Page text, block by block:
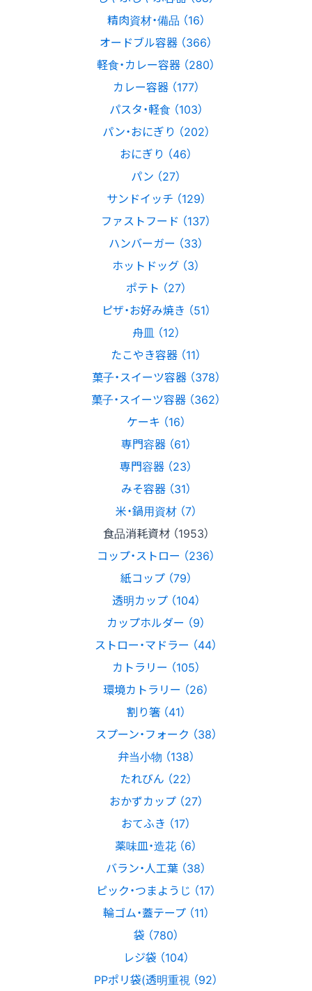
精肉資材・備品 （16）
オードブル容器 （366）
軽食・カレー容器 （280）
カレー容器 （177）
パスタ・軽食 （103）
パン・おにぎり （202）
おにぎり （46）
パン （27）
サンドイッチ （129）
ファストフード （137）
ハンバーガー （33）
ホットドッグ （3）
ポテト （27）
ピザ・お好み焼き （51）
舟皿 （12）
たこやき容器 （11）
菓子・スイーツ容器 （378）
菓子・スイーツ容器 （362）
ケーキ （16）
専門容器 （61）
専門容器 （23）
みそ容器 （31）
米・鍋用資材 （7）
食品消耗資材 （1953）
コップ・ストロー （236）
紙コップ （79）
透明カップ （104）
カップホルダー （9）
ストロー・マドラー （44）
カトラリー （105）
環境カトラリー （26）
割り箸 （41）
スプーン・フォーク （38）
弁当小物 （138）
たれびん （22）
おかずカップ （27）
おてふき （17）
薬味皿・造花 （6）
バラン・人工葉 （38）
ピック・つまようじ （17）
輪ゴム・蓋テープ （11）
袋 （780）
レジ袋 （104）
PPポリ袋(透明重視 （92）